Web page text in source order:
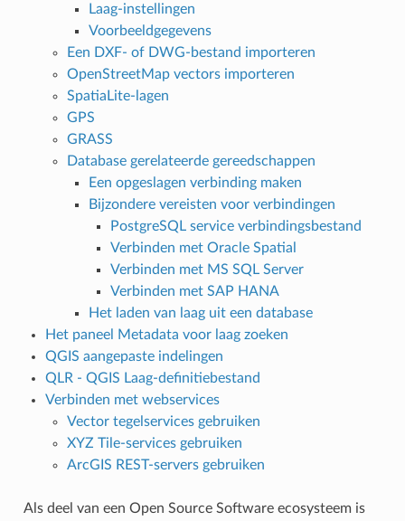
Laag-instellingen
Voorbeeldgegevens
Een DXF- of DWG-bestand importeren
OpenStreetMap vectors importeren
SpatiaLite-lagen
GPS
GRASS
Database gerelateerde gereedschappen
Een opgeslagen verbinding maken
Bijzondere vereisten voor verbindingen
PostgreSQL service verbindingsbestand
Verbinden met Oracle Spatial
Verbinden met MS SQL Server
Verbinden met SAP HANA
Het laden van laag uit een database
Het paneel Metadata voor laag zoeken
QGIS aangepaste indelingen
QLR - QGIS Laag-definitiebestand
Verbinden met webservices
Vector tegelservices gebruiken
XYZ Tile-services gebruiken
ArcGIS REST-servers gebruiken
Als deel van een Open Source Software ecosysteem is